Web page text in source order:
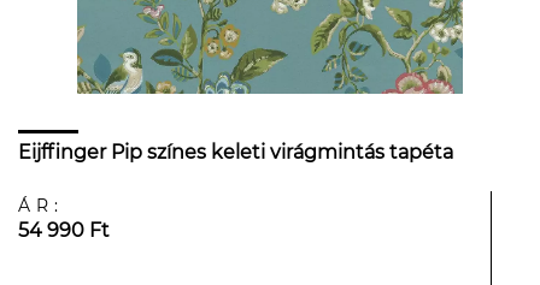
Eijffinger Pip színes keleti virágmintás tapéta
ÁR:
54 990 Ft